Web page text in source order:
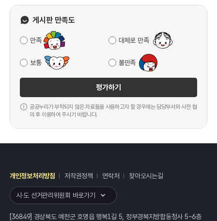
게시판 만족도
만족 대체로 만족
보통 불만족
평가하기
공공누리가 부착되지 않은 자료들을 사용하고자 할 경우에는 담당부서와 사전 협
의 후 이용하여 주시기 바랍니다.
개인정보처리방침 저작권정책 연락처 찾아오시는길
시·도 선거관리위원회 바로가기
[36849] 경상북도 예천군 호명읍 행복1길 5, 정부경북지방합동청사 5~6층